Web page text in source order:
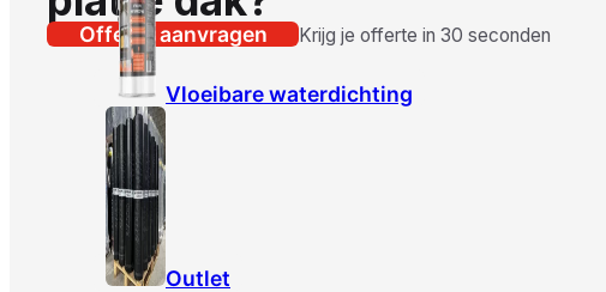
Vloeibare waterdichting
Outlet
Offerte aanvragen Krijg je offerte in 30 seconden